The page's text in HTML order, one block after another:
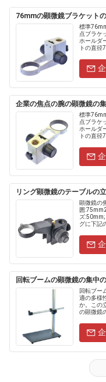
76mmの顕微鏡ブラケット
標準
点ブラケ
ホールダ
トの直径
企業の焦点の腕の顕微鏡の
標準
点ブラケ
ホールダ
トの直径
リング顕微鏡のテーブルの
顕微鏡の
囲
ズ
グに下記
回転ブームの顕微鏡の集中
回転ブー
適の多様
か。この
の顕微鏡
場と比較